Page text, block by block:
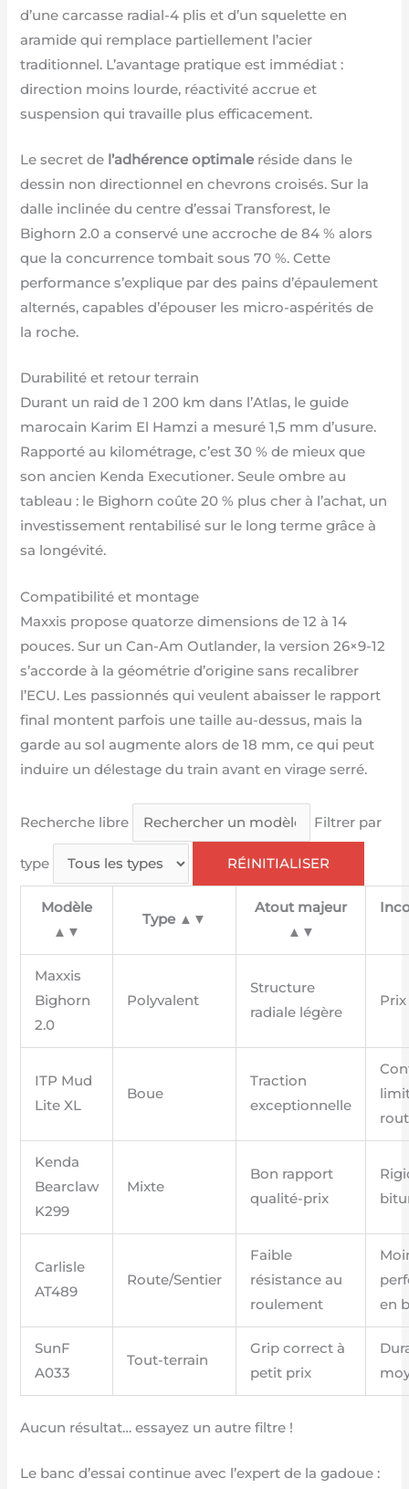
d’une carcasse radial-4 plis et d’un squelette en
aramide qui remplace partiellement l’acier
traditionnel. L’avantage pratique est immédiat :
direction moins lourde, réactivité accrue et
suspension qui travaille plus efficacement.
Le secret de l’adhérence optimale réside dans le
dessin non directionnel en chevrons croisés. Sur la
dalle inclinée du centre d’essai Transforest, le
Bighorn 2.0 a conservé une accroche de 84 % alors
que la concurrence tombait sous 70 %. Cette
performance s’explique par des pains d’épaulement
alternés, capables d’épouser les micro-aspérités de
la roche.
Durabilité et retour terrain
Durant un raid de 1 200 km dans l’Atlas, le guide
marocain Karim El Hamzi a mesuré 1,5 mm d’usure.
Rapporté au kilométrage, c’est 30 % de mieux que
son ancien Kenda Executioner. Seule ombre au
tableau : le Bighorn coûte 20 % plus cher à l’achat, un
investissement rentabilisé sur le long terme grâce à
sa longévité.
Compatibilité et montage
Maxxis propose quatorze dimensions de 12 à 14
pouces. Sur un Can-Am Outlander, la version 26×9-12
s’accorde à la géométrie d’origine sans recalibrer
l’ECU. Les passionnés qui veulent abaisser le rapport
final montent parfois une taille au-dessus, mais la
garde au sol augmente alors de 18 mm, ce qui peut
induire un délestage du train avant en virage serré.
Recherche libre Filtrer par
type RÉINITIALISER
Modèle
▲▼
Type ▲▼
Atout majeur
▲▼
Maxxis
Bighorn
2.0
Polyvalent
Structure
radiale légère
ITP Mud
Lite XL
Boue
Traction
exceptionnelle
Kenda
Bearclaw
K299
Mixte
Bon rapport
qualité-prix
Carlisle
AT489
Route/Sentier
Faible
résistance au
roulement
en
SunF
A033
Tout-terrain
Grip correct à
petit prix
Aucun résultat… essayez un autre filtre !
Le banc d’essai continue avec l’expert de la gadoue :